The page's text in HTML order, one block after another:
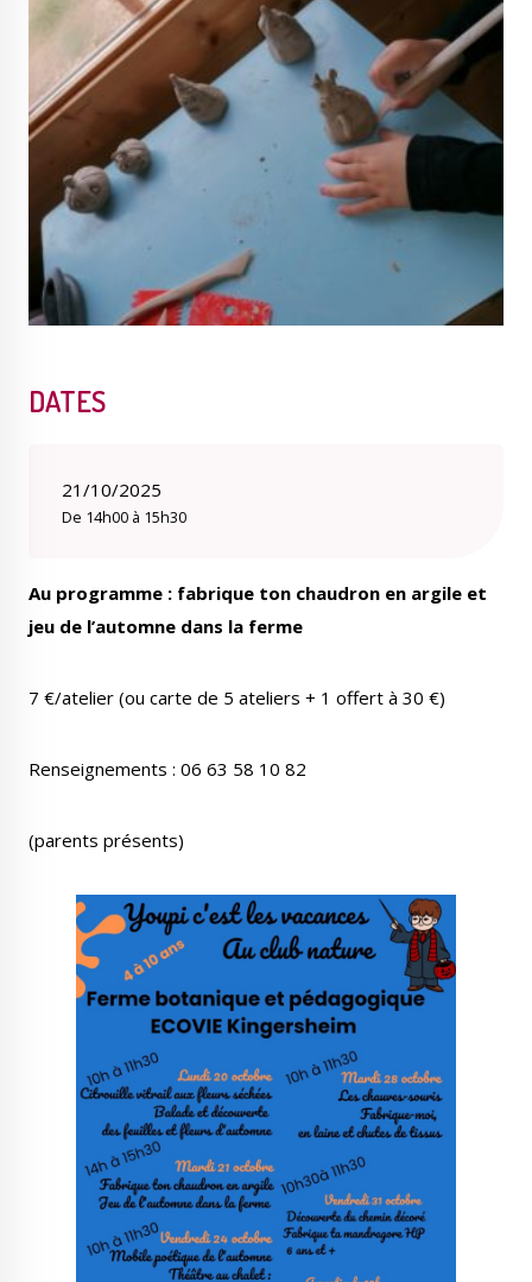
Publications
municipales
Enquêtes publiques
Conseil Municipal Transition écologique
Associations
Au programme : fabrique ton chaudron en argile et
jeu de l’automne dans la ferme
7 €/atelier (ou carte de 5 ateliers + 1 offert à 30 €)
Renseignements : 06 63 58 10 82
(parents présents)
DATES
21/10/2025
De 14h00 à 15h30